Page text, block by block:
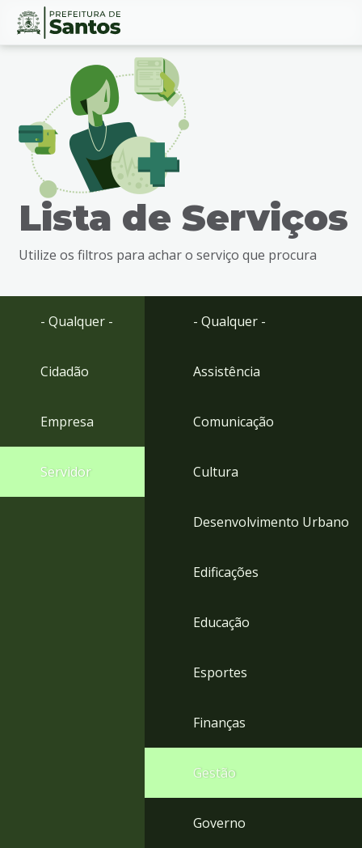
Ir
busca
Ir
Conteúdo
Lista de Serviços
Utilize os filtros para achar o serviço que procura
- Qualquer -
Cidadão
Empresa
Servidor
- Qualquer -
Assistência
Comunicação
Cultura
Desenvolvimento Urbano
Edificações
Educação
Esportes
Finanças
Gestão
Governo